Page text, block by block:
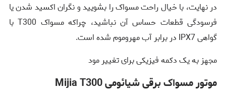
در نهایت، با خیال راحت مسواک را بشویید و نگران اکسید شدن یا
فرسودگی قطعات حساس آن نباشید، چراکه مسواک T300 با
گواهی IPX7 در برابر آب مهروموم شده است.
مجهز به یک دکمه فیزیکی برای تغییر مود
موتور مسواک برقی شیائومی Mijia T300